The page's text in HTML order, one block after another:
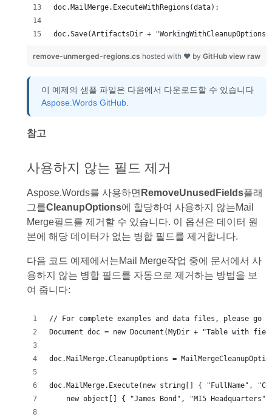
doc.Save(ArtifactsDir +
view raw
remove-unmerged-regions.cs hosted with ❤ by GitHub
이 예제의 샘플 파일은 다음에서 다운로드할 수 있습니다
Aspose.Words GitHub.
참고
사용하지 않는 필드 제거
Aspose.Words를 사용하면 RemoveUnusedFields플래
그를CleanupOptions에 할당하여 사용하지 않는Mail
Merge필드를 제거할 수 있습니다. 이 옵션은 데이터 원
본에 해당 데이터가 없는 병합 필드를 제거합니다.
다음 코드 예제에서는Mail Merge작업 중에 문서에서 사
용하지 않는 병합 필드를 자동으로 제거하는 방법을 보
여 줍니다: